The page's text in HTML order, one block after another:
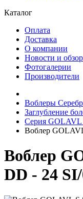
Каталог
Оплата
Доставка
О компании
Новости и
Фотогалерии
Производители
Воблеры
Заглубление
Серия GOLAVL
Воблер
Воблер
DD - 24